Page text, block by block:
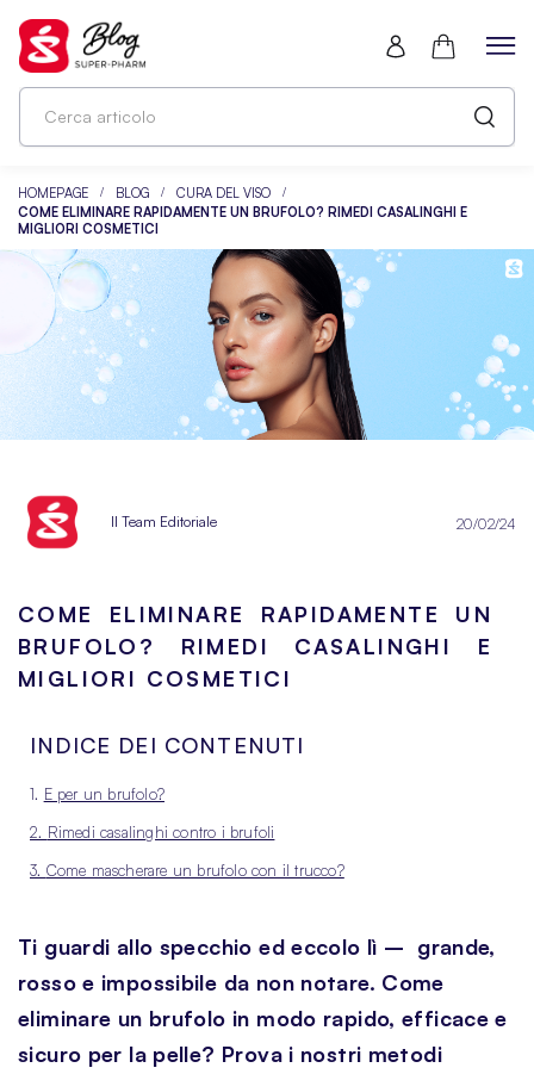
HOMEPAGE BLOG
CURA DEL VISO
COME ELIMINARE RAPIDAMENTE UN BRUFOLO? RIMEDI CASALINGHI E
MIGLIORI COSMETICI
Il Team Editoriale 20/02/24
COME ELIMINARE RAPIDAMENTE UN
BRUFOLO? RIMEDI CASALINGHI E
MIGLIORI COSMETICI
INDICE DEI CONTENUTI
1. E per un brufolo?
2. Rimedi casalinghi contro i brufoli
3. Come mascherare un brufolo con il trucco?
Ti guardi allo specchio ed eccolo lì – grande,
rosso e impossibile da non notare. Come
eliminare un brufolo in modo rapido, efficace e
sicuro per la pelle? Prova i nostri metodi